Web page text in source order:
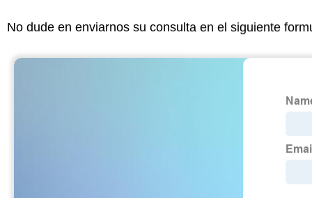
No dude en enviarnos su consulta en el siguiente